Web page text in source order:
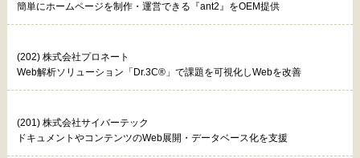
簡単にホームページを制作・運営できる『ant2』をOEM提供
(202) 株式会社プロネート
Web解析ソリューション「Dr.3C®」で課題を可視化しWebを改善
(201) 株式会社サイバーテック
ドキュメントやコンテンツのWeb展開・データベース化を支援